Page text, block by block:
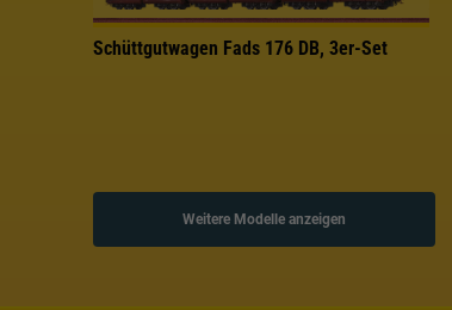
Schüttgutwagen Fads 176 DB, 3er-Set
Weitere Modelle anzeigen